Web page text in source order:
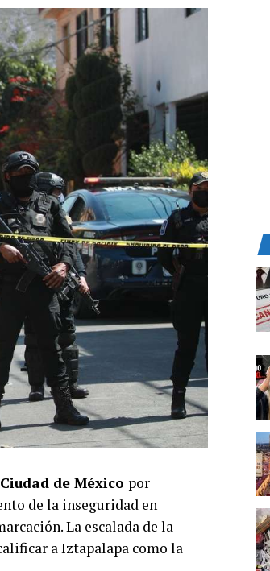
de México por
de la inseguridad en
La escalada de la
a Iztapalapa como la